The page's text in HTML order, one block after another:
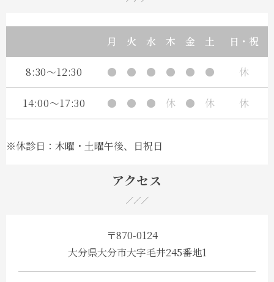
月 火 水 木 金 土 日・祝
8:30～12:30 ● ● ● ● ● ● 休
14:00～17:30 ● ● ● 休 ● 休 休
※休診日：木曜・土曜午後、日祝日
アクセス
〒870-0124
大分県大分市大字毛井245番地1